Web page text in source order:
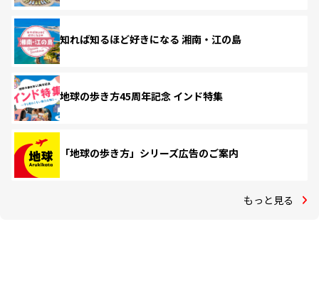
知れば知るほど好きになる 湘南・江の島
地球の歩き方45周年記念 インド特集
「地球の歩き方」シリーズ広告のご案内
もっと見る